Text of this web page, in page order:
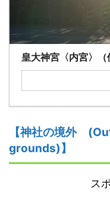
皇大神宮〈内宮〉（
【神社の境外
grounds)】
ス